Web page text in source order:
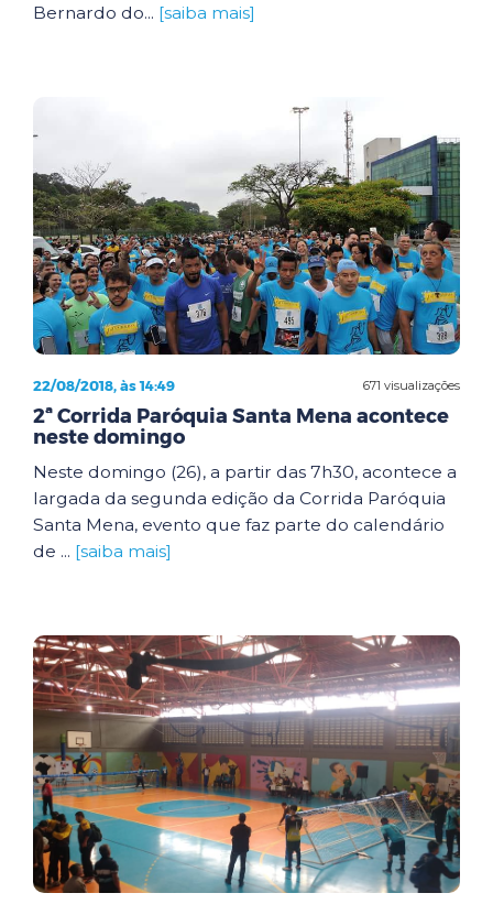
Bernardo do... [saiba mais]
671 visualizações
22/08/2018, às 14:49
2ª Corrida Paróquia Santa Mena acontece
neste domingo
Neste domingo (26), a partir das 7h30, acontece a
largada da segunda edição da Corrida Paróquia
Santa Mena, evento que faz parte do calendário
de ... [saiba mais]